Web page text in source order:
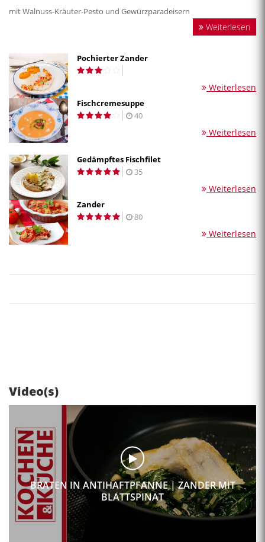
mit Walnuss-Kräuter-Pesto und Gewürzparadeisern
Weiterlesen
Pochierter Zander
Weiterlesen
Fischcremesuppe
40
Weiterlesen
Gedämpftes Fischfilet
35
Weiterlesen
Zander
80
Weiterlesen
Video(s)
BRATEN IN ANTIHAFTPFANNE | ZANDER MIT
BLATTSPINAT